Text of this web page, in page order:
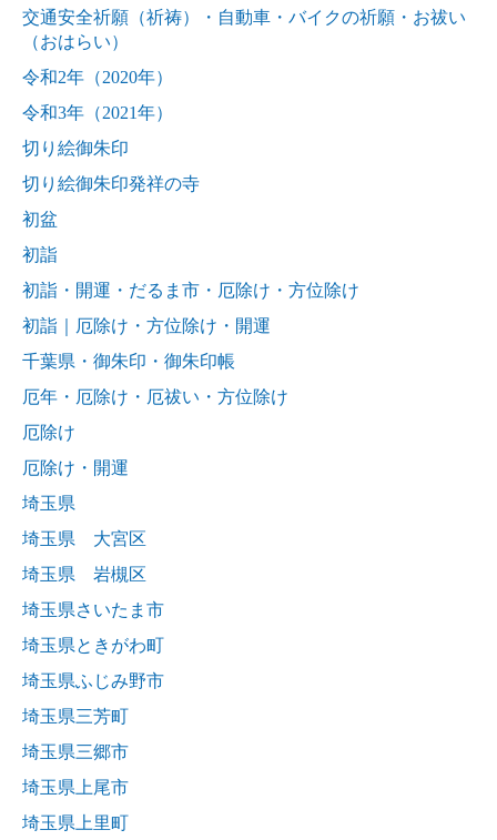
交通安全祈願（祈祷）・自動車・バイクの祈願・お祓い
（おはらい）
令和2年（2020年）
令和3年（2021年）
切り絵御朱印
切り絵御朱印発祥の寺
初盆
初詣
初詣・開運・だるま市・厄除け・方位除け
初詣｜厄除け・方位除け・開運
千葉県・御朱印・御朱印帳
厄年・厄除け・厄祓い・方位除け
厄除け
厄除け・開運
埼玉県
埼玉県 大宮区
埼玉県 岩槻区
埼玉県さいたま市
埼玉県ときがわ町
埼玉県ふじみ野市
埼玉県三芳町
埼玉県三郷市
埼玉県上尾市
埼玉県上里町